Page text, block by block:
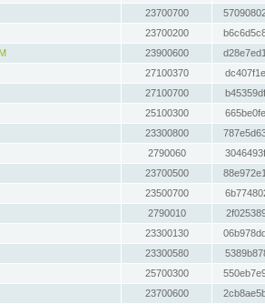
23700700
23700200
23900600
27100370
27100700
25100300
23300800
2790060
23700500
23500700
2790010
23300130
23300580
25700300
23700600